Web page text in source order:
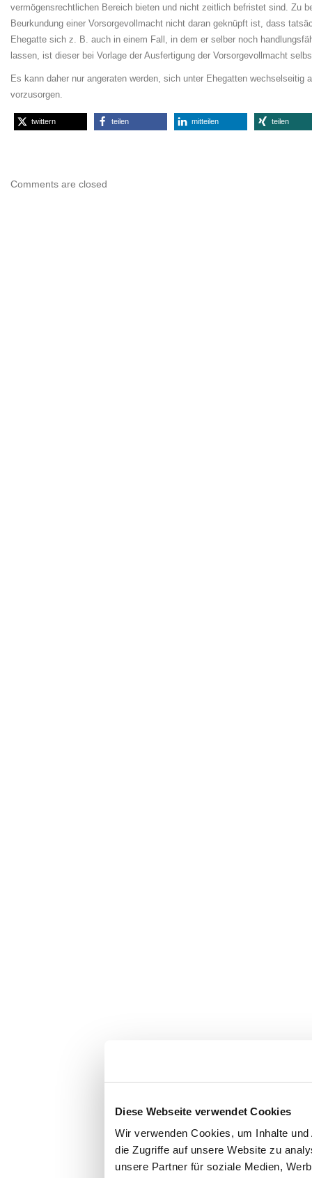
Diese Webseite verwendet Cookies
Wir verwenden Cookies, um Inhalte
die Zugriffe auf unsere Website zu
unsere Partner für soziale Medien,
vermögensrechtlichen Bereich bie­ten und nicht zeitlich befristet sind. Zu
Beurkundung einer Vor­sor­ge­voll­macht nicht daran geknüpft ist, dass
Ehegatte sich z. B. auch in einem Fall, in dem er selber noch
lassen, ist dieser bei Vorlage der Ausfertigung der Vor­sor­ge­voll­macht
Es kann daher nur angeraten werden, sich unter Ehegatten
vorzusorgen.
twittern teilen mitteilen teilen
Comments are closed